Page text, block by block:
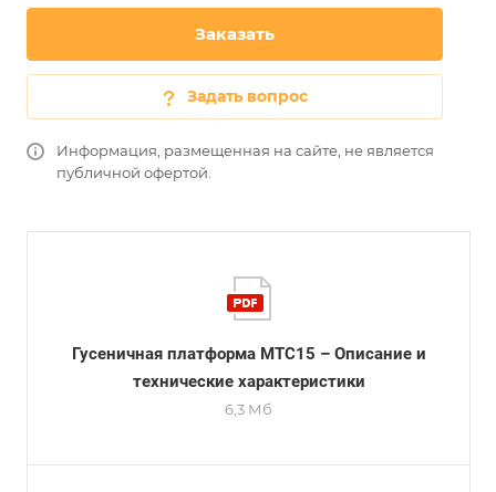
Заказать
Задать вопрос
Информация, размещенная на сайте, не является
публичной офертой.
Гусеничная платформа МТС15 – Описание и
технические характеристики
6,3 Мб